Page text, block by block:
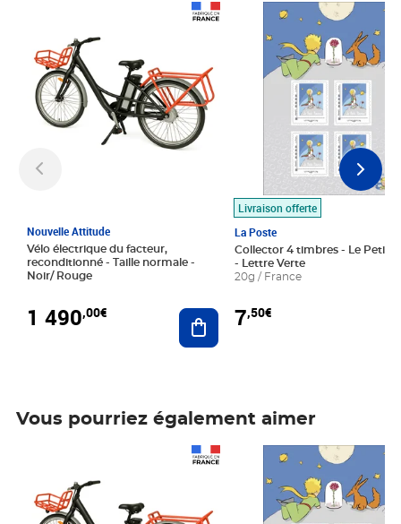
Nouvelle Attitude
Vélo électrique du facteur,
reconditionné - Taille normale -
Noir/ Rouge
1 490,00€ Ajouter au panier
Livraison offerte
La Poste
Collector 4 timbres - Le Petit
- Lettre Verte
20g / France
7,50€
Prix 7,50€
Vous pourriez également aimer
Prix 7,50€